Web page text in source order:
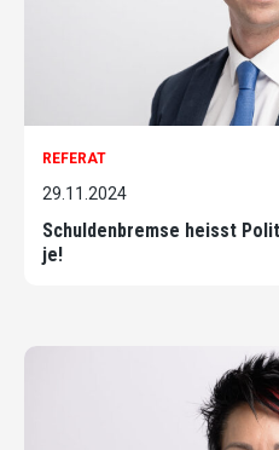
REFERAT
29.11.2024
Schuldenbremse heisst
je!